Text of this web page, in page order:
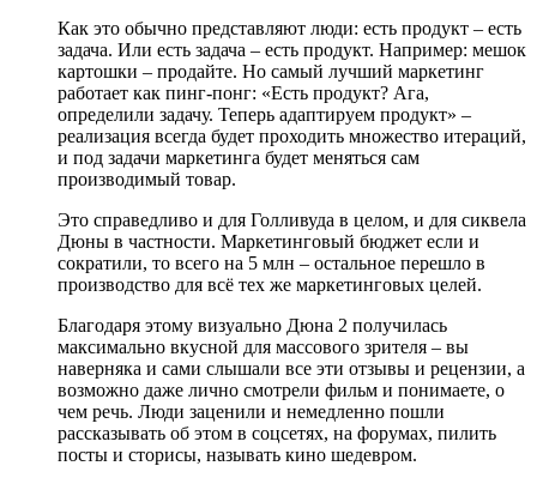
Как это обычно представляют люди: есть продукт – есть
задача. Или есть задача – есть продукт. Например: мешок
картошки – продайте. Но самый лучший маркетинг
работает как пинг-понг: «Есть продукт? Ага,
определили задачу. Теперь адаптируем продукт» –
реализация всегда будет проходить множество итераций,
и под задачи маркетинга будет меняться сам
производимый товар.
Это справедливо и для Голливуда в целом, и для сиквела
Дюны в частности. Маркетинговый бюджет если и
сократили, то всего на 5 млн – остальное перешло в
производство для всё тех же маркетинговых целей.
Благодаря этому визуально Дюна 2 получилась
максимально вкусной для массового зрителя – вы
наверняка и сами слышали все эти отзывы и рецензии, а
возможно даже лично смотрели фильм и понимаете, о
чем речь. Люди заценили и немедленно пошли
рассказывать об этом в соцсетях, на форумах, пилить
посты и сторисы, называть кино шедевром.